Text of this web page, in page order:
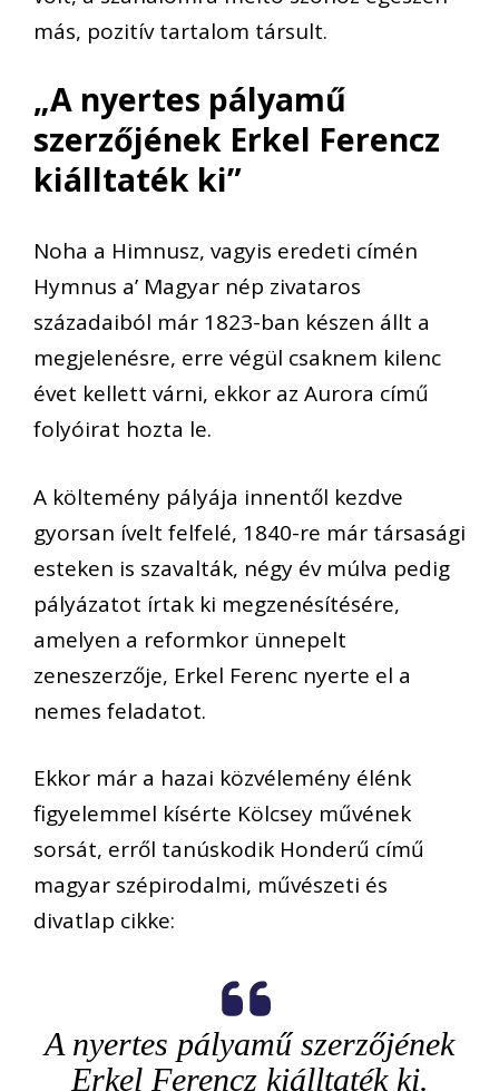
más, pozitív tartalom társult.
„A nyertes pályamű
szerzőjének Erkel Ferencz
kiálltaték ki”
Noha a Himnusz, vagyis eredeti címén
Hymnus a’ Magyar nép zivataros
századaiból már 1823-ban készen állt a
megjelenésre, erre végül csaknem kilenc
évet kellett várni, ekkor az Aurora című
folyóirat hozta le.
A költemény pályája innentől kezdve
gyorsan ívelt felfelé, 1840-re már társasági
esteken is szavalták, négy év múlva pedig
pályázatot írtak ki megzenésítésére,
amelyen a reformkor ünnepelt
zeneszerzője, Erkel Ferenc nyerte el a
nemes feladatot.
Ekkor már a hazai közvélemény élénk
figyelemmel kísérte Kölcsey művének
sorsát, erről tanúskodik Honderű című
magyar szépirodalmi, művészeti és
divatlap cikke:
A nyertes pályamű szerzőjének
Erkel Ferencz kiálltaték ki.